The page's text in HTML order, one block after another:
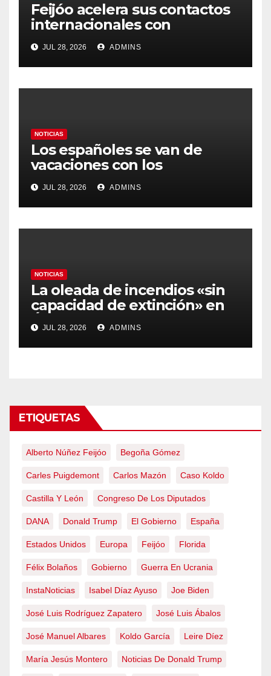
Feijóo acelera sus contactos
internacionales con
Latinoamérica como socio
prioritario en su agenda de
gobierno
JUL 28, 2026 ADMINS
NOTICIAS
Los españoles se van de
vacaciones con los
carburantes hasta un 21%
más caros que el año pasado
y los hoteles disparados
JUL 28, 2026 ADMINS
NOTICIAS
La oleada de incendios «sin
capacidad de extinción» en
Ávila y al oeste de Madrid
obliga a declarar la
emergencia nacional
JUL 28, 2026 ADMINS
ETIQUETAS
Alberto Núñez Feijóo Begoña Gómez
Carles Puigdemont Carlos Mazón Caso Koldo
Castilla Y León Congreso De Los Diputados
DANA Donald Trump El Gobierno España
Estados Unidos Europa Feijóo Florida
Félix Bolaños Gobierno Guerra En Ucrania
InstaNoticias Isabel Díaz Ayuso Joe Biden
José Luis Rodríguez Zapatero José Luis Ábalos
José Manuel Albares Koldo García Leire Díez
María Jesús Montero Noticias De Donald Trump